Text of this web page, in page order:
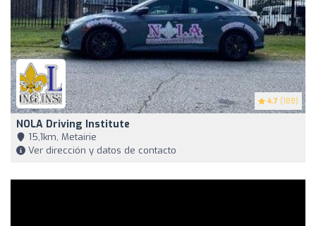
4.7 (188)
NOLA Driving Institute
15,1km, Metairie
Ver dirección y datos de contacto